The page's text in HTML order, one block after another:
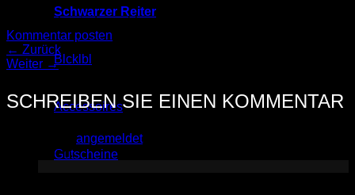
Schwarzer Reiter
Blcklbl
Accessoires
Gutscheine
Trackbacks sind geschlossen, aber Sie können einen
Kommentar posten
← Zurück
Weiter →
SCHREIBEN SIE EINEN KOMMENTAR
angemeldetsein, um einen Kommentar
abzugeben.